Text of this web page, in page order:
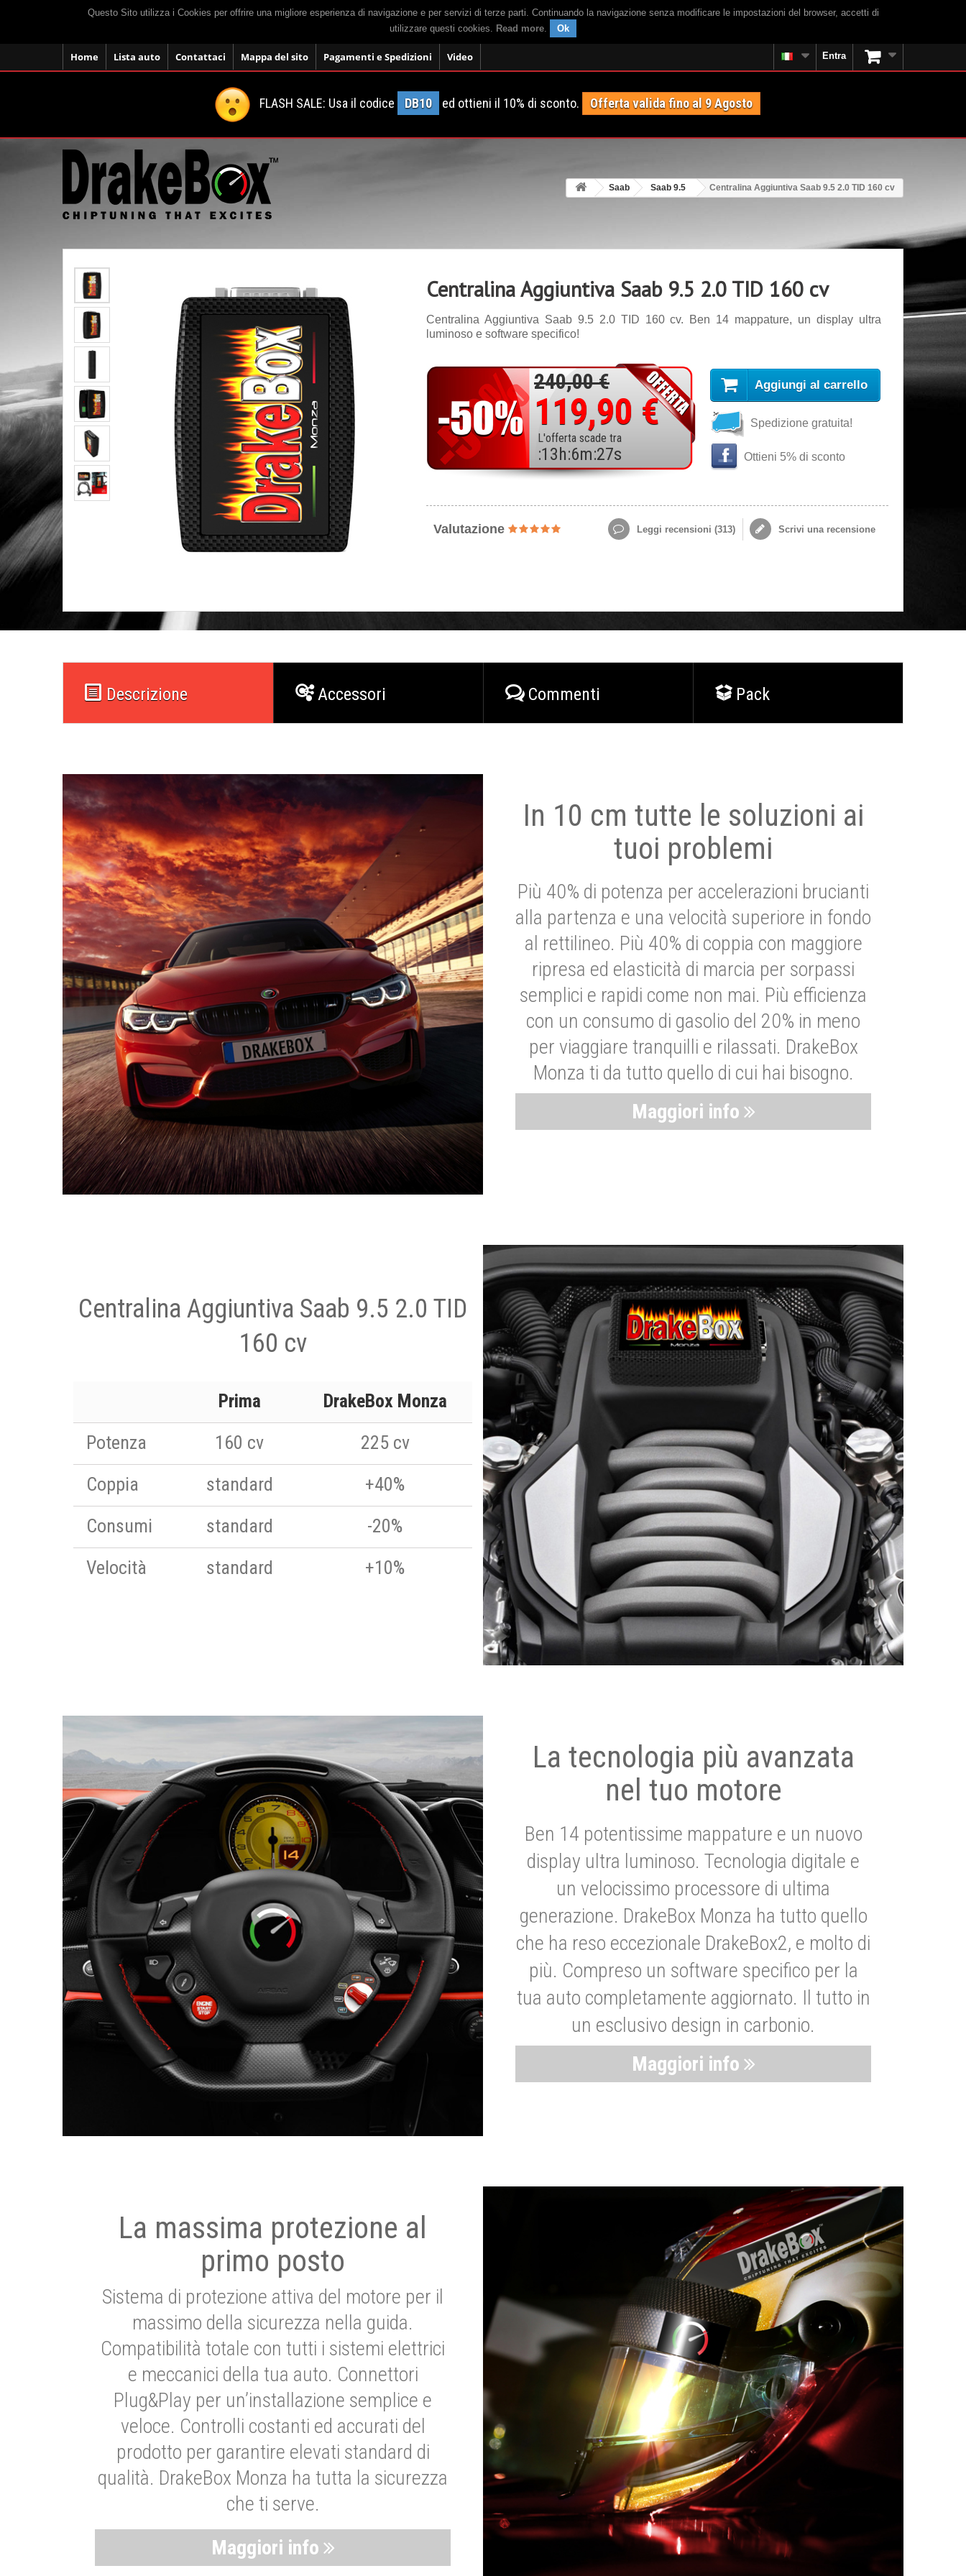
Questo Sito utilizza i Cookies per offrire una migliore esperienza di navigazione e per servizi di terze parti. Continuando la navigazione senza modificare le impostazioni del browser, accetti di
utilizzare questi cookies. Read more. Ok
Home Lista auto Contattaci Mappa del sito Pagamenti e Spedizioni Video Entra
FLASH SALE: Usa il codice DB10 ed ottieni il 10% di sconto. Offerta valida fino al 9 Agosto
Saab Saab 9.5 Centralina Aggiuntiva Saab 9.5 2.0 TID 160 cv
Centralina Aggiuntiva Saab 9.5 2.0 TID 160 cv
Centralina Aggiuntiva Saab 9.5 2.0 TID 160 cv. Ben 14 mappature, un display ultra
luminoso e software specifico!
240,00 €
119,90 €
L'offerta scade tra
:13 h:6m:25s
Aggiungi al carrello
Spedizione gratuita!
Ottieni 5% di sconto
Valutazione Leggi recensioni (313) Scrivi una recensione
Descrizione Accessori Commenti Pack
In 10 cm tutte le soluzioni ai
tuoi problemi
Più 40% di potenza per accelerazioni brucianti
alla partenza e una velocità superiore in fondo
al rettilineo. Più 40% di coppia con maggiore
ripresa ed elasticità di marcia per sorpassi
semplici e rapidi come non mai. Più efficienza
con un consumo di gasolio del 20% in meno
per viaggiare tranquilli e rilassati. DrakeBox
Monza ti da tutto quello di cui hai bisogno.
Maggiori info
Centralina Aggiuntiva Saab 9.5 2.0 TID
160 cv
Prima
DrakeBox Monza
Potenza
160 cv
225 cv
Coppia
standard
+40%
Consumi
standard
-20%
Velocità
standard +10%
La tecnologia più avanzata
nel tuo motore
Ben 14 potentissime mappature e un nuovo
display ultra luminoso. Tecnologia digitale e
un velocissimo processore di ultima
generazione. DrakeBox Monza ha tutto quello
che ha reso eccezionale DrakeBox2, e molto di
più. Compreso un software specifico per la
tua auto completamente aggiornato. Il tutto in
un esclusivo design in carbonio.
Maggiori info
La massima protezione al
primo posto
Sistema di protezione attiva del motore per il
massimo della sicurezza nella guida.
Compatibilità totale con tutti i sistemi elettrici
e meccanici della tua auto. Connettori
Plug&Play per un’installazione semplice e
veloce. Controlli costanti ed accurati del
prodotto per garantire elevati standard di
qualità. DrakeBox Monza ha tutta la sicurezza
che ti serve.
Maggiori info